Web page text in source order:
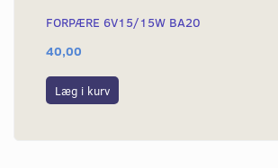
FORPÆRE 6V15/15W BA20
40,00
Læg i kurv